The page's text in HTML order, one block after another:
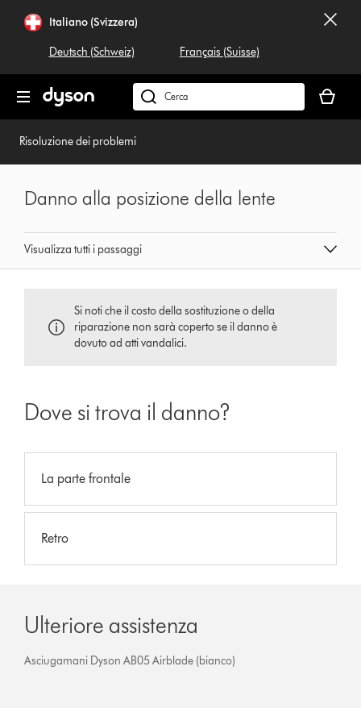
navigazioneItaliano (Svizzera)
Deutsch (Schweiz) Français (Suisse)
Cerca
su
carrello
è
Risoluzione dei problemi
Visualizza tutti i passaggi
Danno alla posizione della lente
Si noti che il costo della sostituzione o della
riparazione non sarà coperto se il danno è
dovuto ad atti vandalici.
Dove si trova il danno?
La parte frontale
Retro
Ulteriore assistenza
Asciugamani Dyson AB05 Airblade (bianco)